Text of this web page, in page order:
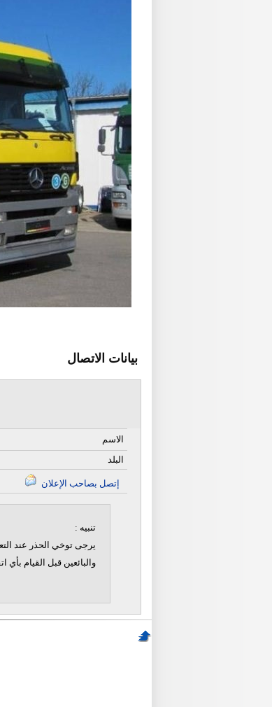
بيانات الاتصال
الاسم
البلد
تنبيه :
يرجى توخي الحذر عند
والبائعين قبل القيام بأي